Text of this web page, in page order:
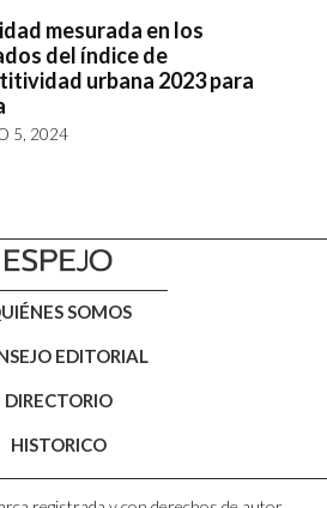
mesurada en los
del índice de
urbana 2023 para
5, 2024
SOMOS
EDITORIAL
DIRECTORIO
HISTORICO